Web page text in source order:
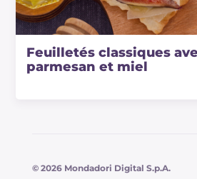
Feuilletés classiques
parmesan et miel
© 2026 Mondadori Digital S.p.A.